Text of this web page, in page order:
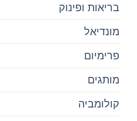
בריאות ופינוק
מונדיאל
פרימיום‎
מותגים
קולומביה